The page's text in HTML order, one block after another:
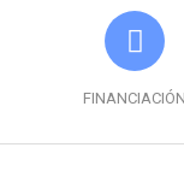
FINANCIACIÓN